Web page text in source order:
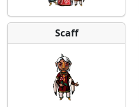
Scaff